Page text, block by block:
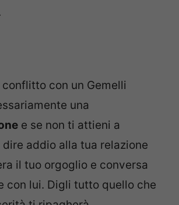
conflitto con un Gemelli
una
e se non ti attieni a
addio alla tua relazione
il tuo orgoglio e conversa
con lui. Digli tutto quello che